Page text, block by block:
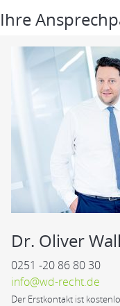
Ihre
Dr. Oliver
0251 -20 86 80 30
info@wd-recht.de
Der Erstkontakt ist